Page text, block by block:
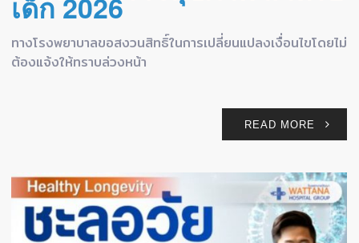
ทางโรงพยาบาลขอสงวนสิทธิ์ในการเปลี่ยนแปลงเงื่อนไขโดยไม่
ต้องแจ้งให้ทราบล่วงหน้า
READ MORE